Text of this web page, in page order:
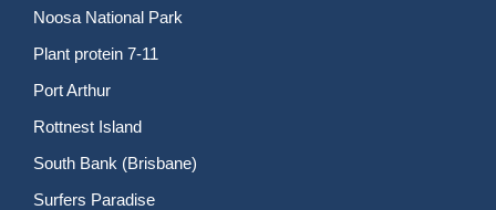
Noosa National Park
Plant protein 7-11
Port Arthur
Rottnest Island
South Bank (Brisbane)
Surfers Paradise